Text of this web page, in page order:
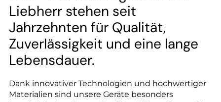
Liebherr stehen seit
Jahrzehnten für Qualität,
Zuverlässigkeit und eine lange
Lebensdauer.
Dank innovativer Technologien und hochwertiger
Materialien sind unsere Geräte besonders